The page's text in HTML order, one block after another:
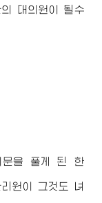
의 대의원이 될수
문을 풀게 된 한
원이 그것도 녀